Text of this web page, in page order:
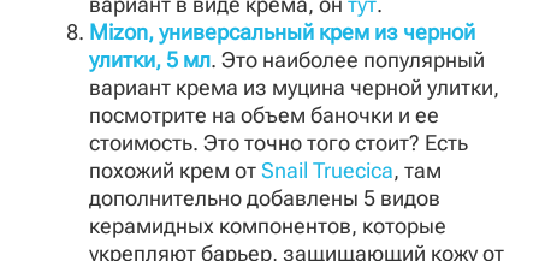
Mizon, универсальный крем из черной
улитки, 5 мл. Это наиболее популярный
вариант крема из муцина черной улитки,
посмотрите на объем баночки и ее
стоимость. Это точно того стоит? Есть
похожий крем отSnail Truecica, там
дополнительно добавлены 5 видов
керамидных компонентов, которые
укрепляют барьер, защищающий кожу от